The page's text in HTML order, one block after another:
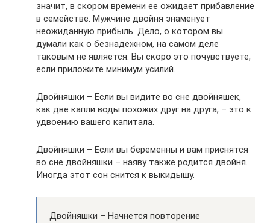
значит, в скором времени ее ожидает прибавление
в семействе. Мужчине двойня знаменует
неожиданную прибыль. Дело, о котором вы
думали как о безнадежном, на самом деле
таковым не является. Вы скоро это почувствуете,
если приложите минимум усилий.
Двойняшки – Если вы видите во сне двойняшек,
как две капли воды похожих друг на друга, – это к
удвоению вашего капитала.
Двойняшки – Если вы беременны и вам приснятся
во сне двойняшки – наяву также родится двойня.
Иногда этот сон снится к выкидышу.
Двойняшки – Начнется повторение